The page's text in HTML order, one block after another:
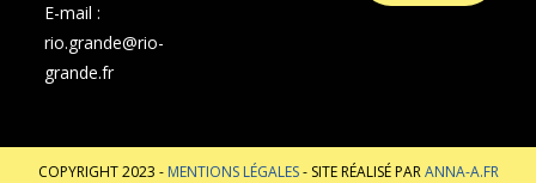
E-mail :
rio.grande@rio-
grande.fr
COPYRIGHT 2023 - MENTIONS LÉGALES- SITE RÉALISÉ PARANNA-A.FR